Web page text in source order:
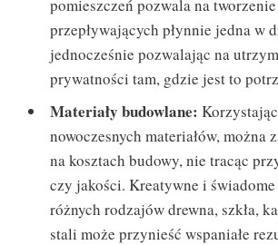
pomieszczeń pozwala na
przepływających płynnie jedna w
jednocześnie pozwalając na
prywatności tam, gdzie jest to
Materiały budowlane:
nowoczesnych materiałów, można
na kosztach budowy, nie tracąc
czy jakości. Kreatywne i świadome
różnych rodzajów drewna, szkła,
stali może przynieść wspaniałe